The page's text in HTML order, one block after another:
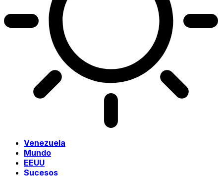
Venezuela
Mundo
EEUU
Sucesos